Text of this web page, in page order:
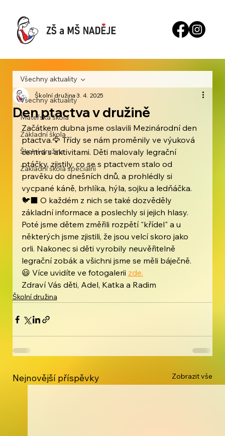
Všechny aktuality
Mateřská škola
Základní škola
Školní družina
Základní škola speciální
Všechny aktuality
Den ptactva v družině
Školní družina3. 4. 2025
Začátkem dubna jsme oslavili Mezinárodní den
ptactva.🦅 Třídy se nám proměnily ve výuková
centra s aktivitami. Děti malovaly legrační
ptáčky, zjistily, co se s ptactvem stalo od
pravěku do dnešních dnů, a prohlédly si
vycpané káně, brhlíka, hýla, sojku a ledňáčka.
🐦‍⬛ O každém z nich se také dozvěděly
základní informace a poslechly si jejich hlasy.
Poté jsme dětem změřili rozpětí "křídel" a u
některých jsme zjistili, že jsou velcí skoro jako
orli. Nakonec si děti vyrobily neuvěřitelně
legrační zobák a všichni jsme se měli báječně.
😃 Více uvidíte ve fotogalerii zde.
Zdraví Vás děti, Adel, Katka a Radim
Školní družina
Nejnovější příspěvky Zobrazit vše